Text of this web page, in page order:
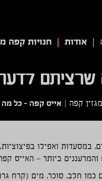
אודות חנויות קפה
שרציתם
מגזין קפה |אייס קפה – כל
ואפילו בפיצוציות,
ביותר – האייס
כמו חלב, סוכר, מים (קרח